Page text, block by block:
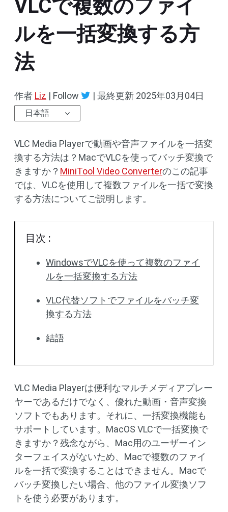
VLCで複数のファイ
ルを一括変換する方
法
作者 Liz | Follow | 最終更新 2025年03月04日
日本語
VLC Media Playerで動画や音声ファイルを一括変
換する方法は？MacでVLCを使ってバッチ変換で
きますか？ MiniTool Video Converterのこの記事
では、VLCを使用して複数ファイルを一括で変換
する方法についてご説明します。
目次 :
WindowsでVLCを使って複数のファイ
ルを一括変換する方法
VLC代替ソフトでファイルをバッチ変
換する方法
結語
VLC Media Playerは便利なマルチメディアプレー
ヤーであるだけでなく、優れた動画・音声変換
ソフトでもあります。それに、一括変換機能も
サポートしています。MacOS VLCで一括変換で
きますか？残念ながら、Mac用のユーザーイン
ターフェイスがないため、Macで複数のファイ
ルを一括で変換することはできません。Macで
バッチ変換したい場合、他のファイル変換ソフ
トを使う必要があります。